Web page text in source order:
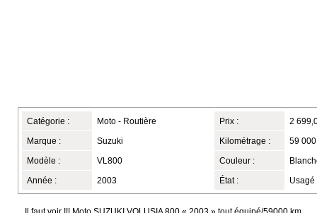
Catégorie : Moto - Routière
Marque : Suzuki
Modèle : VL800
Année : 2003
Prix : 2
Kilométrage : 59
Couleur :
État : Usagé